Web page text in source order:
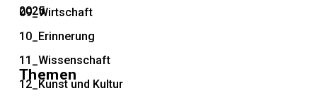
09_Wirtschaft
10_Erinnerung
11_Wissenschaft
12_Kunst und Kultur
2025
Themen